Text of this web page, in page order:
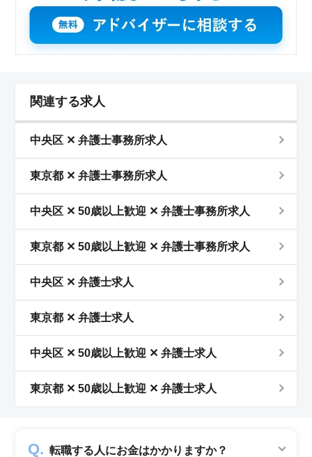
関連する求人
中央区 ✕ 弁護士事務所求人
東京都 ✕ 弁護士事務所求人
中央区 ✕ 50歳以上歓迎 ✕ 弁護士事務所求人
東京都 ✕ 50歳以上歓迎 ✕ 弁護士事務所求人
中央区 ✕ 弁護士求人
東京都 ✕ 弁護士求人
中央区 ✕ 50歳以上歓迎 ✕ 弁護士求人
東京都 ✕ 50歳以上歓迎 ✕ 弁護士求人
転職する人にお金はかかりますか？